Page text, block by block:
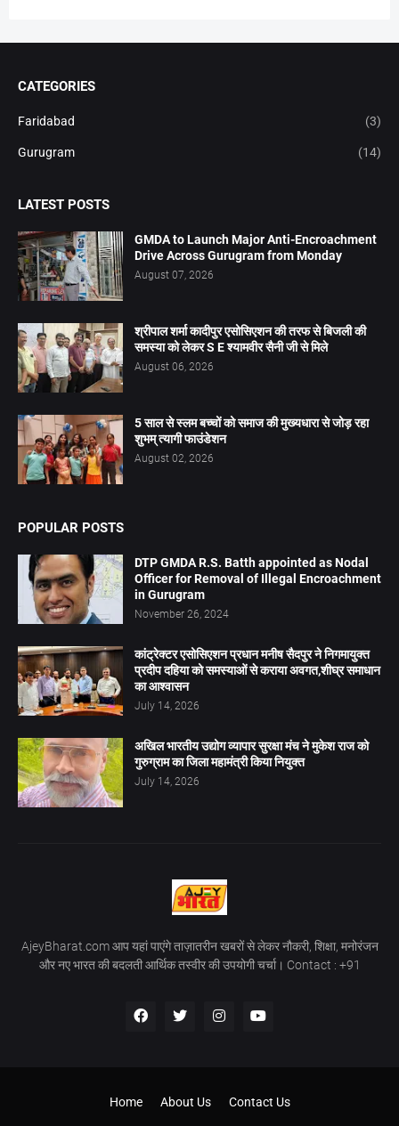
CATEGORIES
Faridabad (3)
Gurugram (14)
LATEST POSTS
GMDA to Launch Major Anti-Encroachment
Drive Across Gurugram from Monday
August 07, 2026
श्रीपाल शर्मा कादीपुर एसोसिएशन की तरफ से बिजली की
समस्या को लेकर S E श्यामवीर सैनी जी से मिले
August 06, 2026
5 साल से स्लम बच्चों को समाज की मुख्यधारा से जोड़ रहा
शुभम् त्यागी फाउंडेशन
August 02, 2026
POPULAR POSTS
DTP GMDA R.S. Batth appointed as Nodal
Officer for Removal of Illegal Encroachment
in Gurugram
November 26, 2024
कांट्रेक्टर एसोसिएशन प्रधान मनीष सैदपुर ने निगमायुक्त
प्रदीप दहिया को समस्याओं से कराया अवगत,शीघ्र समाधान
का आश्वासन
July 14, 2026
अखिल भारतीय उद्योग व्यापार सुरक्षा मंच ने मुकेश राज को
गुरुग्राम का जिला महामंत्री किया नियुक्त
July 14, 2026
AjeyBharat.com आप यहां पाएंगे ताज़ातरीन खबरों से लेकर नौकरी, शिक्षा, मनोरंजन
और नए भारत की बदलती आर्थिक तस्वीर की उपयोगी चर्चा। Contact : +91
Home About Us Contact Us